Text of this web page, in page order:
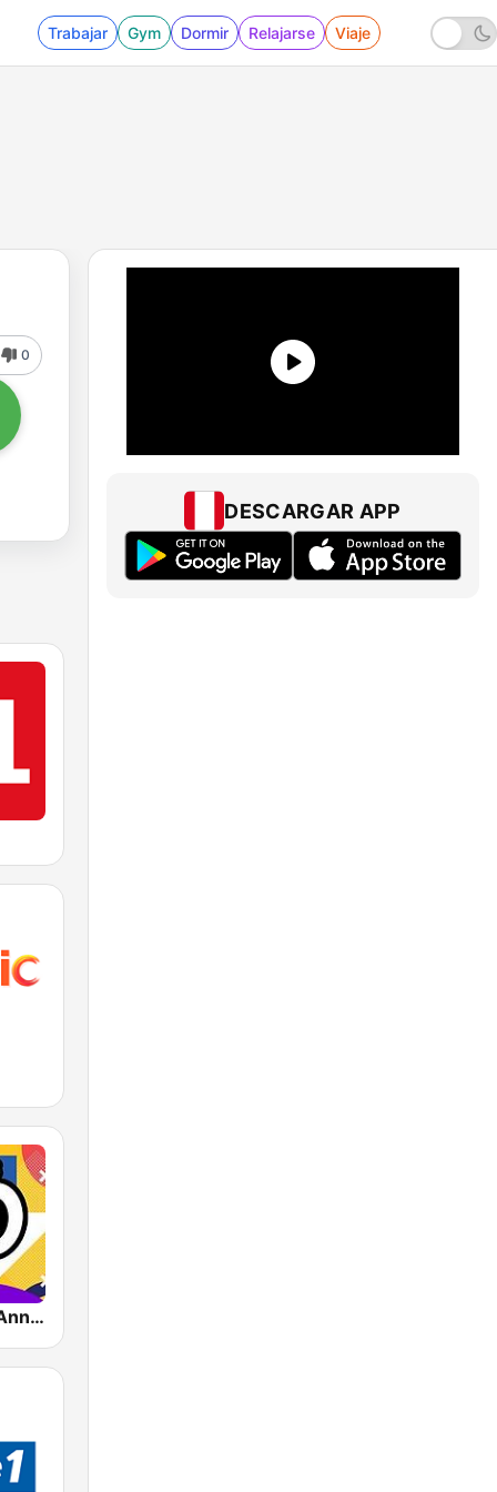
Trabajar Gym Dormir Relajarse Viaje
0
Impact FM - Années 80
DESCARGAR APP